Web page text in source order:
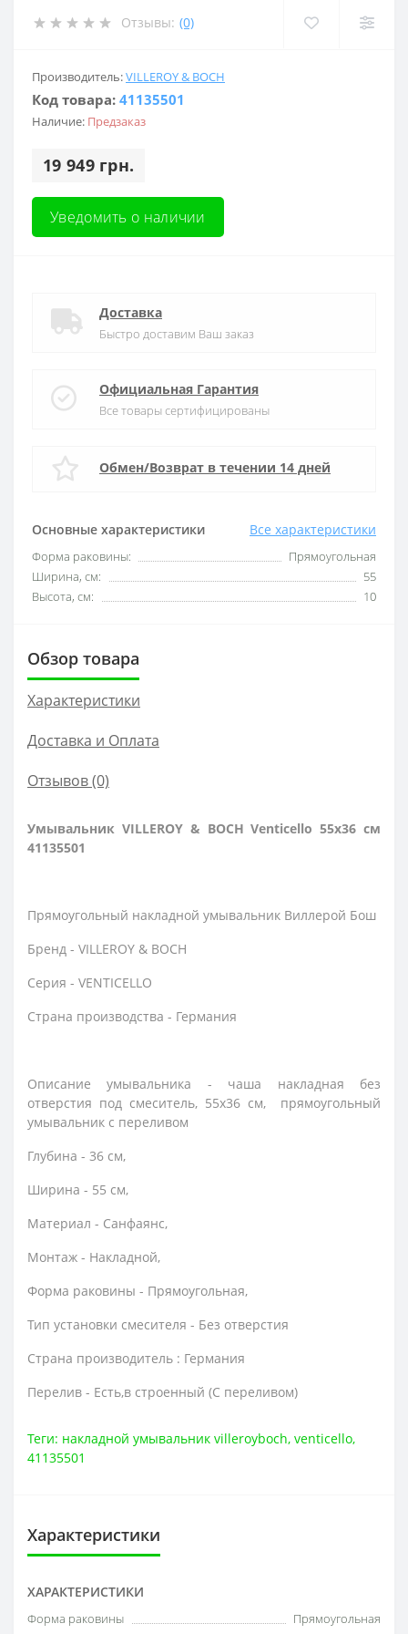
Отзывы: (0)
Производитель:VILLEROY & BOCH
Код товара: 41135501
Наличие: Предзаказ
19 949 грн.
Уведомить о наличии
Основные характеристики Все характеристики
Форма раковины:
Прямоугольная
Ширина, см:
55
Высота, см:
10
Доставка
Быстро доставим Ваш заказ
Официальная Гарантия
Все товары сертифицированы
Обмен/Возврат в течении 14 дней
Обзор товара
Характеристики
Доставка и Оплата
Отзывов (0)
Умывальник VILLEROY & BOCH Venticello 55х36 см
41135501
Прямоугольный накладной умывальник Виллерой Бош
Бренд - VILLEROY & BOCH
Серия - VENTICELLO
Страна производства - Германия
Описание умывальника - чаша накладная без
отверстия под смеситель, 55x36 см, прямоугольный
умывальник с переливом
Глубина - 36 см,
Ширина - 55 см,
Материал - Санфаянс,
Монтаж - Накладной,
Форма раковины - Прямоугольная,
Тип установки смесителя - Без отверстия
Страна производитель : Германия
Перелив - Есть,в строенный (С переливом)
Теги: накладной умывальник villeroyboch, venticello,
41135501
Характеристики
ХАРАКТЕРИСТИКИ
Форма раковины
Прямоугольная